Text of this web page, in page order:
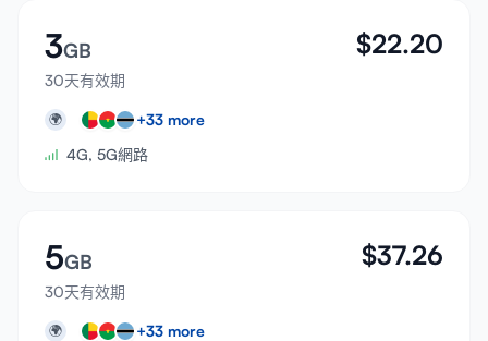
3GB
30天有效期
$22.20
🌍 +33 more
4G, 5G網路
5GB
30天有效期
$37.26
🌍 +33 more